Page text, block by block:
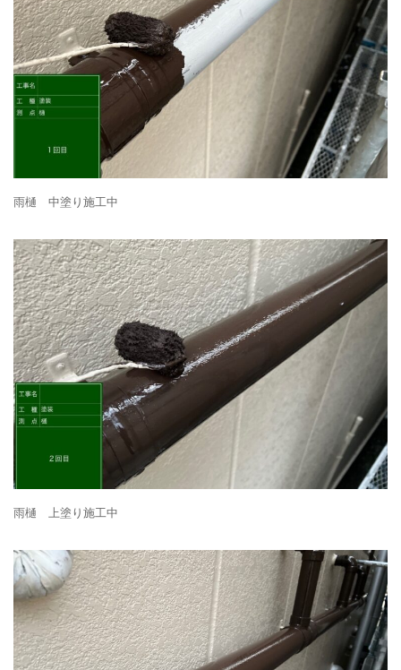
雨樋 中塗り施工中
雨樋 上塗り施工中